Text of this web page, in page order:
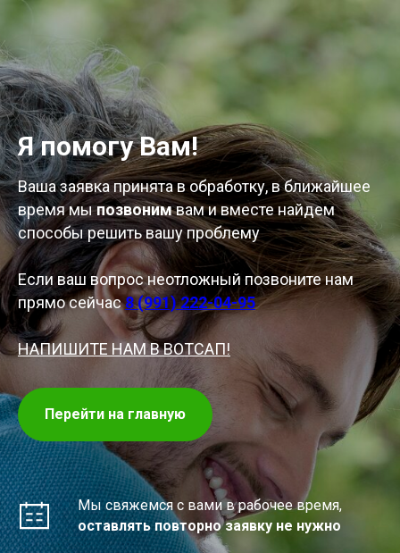
Я помогу Вам!
Ваша заявка принята в обработку, в ближайшее
время мыпозвонимвам и вместе найдем
способы решить вашу проблему
Если ваш вопрос неотложный позвоните нам
прямо сейчас8 (991) 222-04-95
НАПИШИТЕ НАМ В ВОТСАП!
Перейти на главную
Мы свяжемся с вами в рабочее время,
оставлять повторно заявку не нужно